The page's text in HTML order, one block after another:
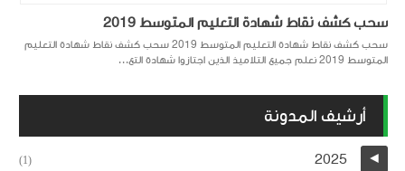
سحب كشف نقاط شهادة التعليم المتوسط 2019
سحب كشف نقاط شهادة التعليم المتوسط 2019 سحب كشف نقاط شهادة التعليم
المتوسط 2019 نعلم جميع التلاميذ الذين اجتازوا شهادة التع...
أرشيف المدونة
◄
2025
(1)